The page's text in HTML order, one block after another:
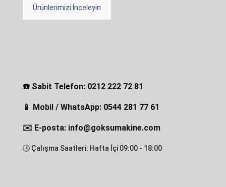
Ürünlerimizi İnceleyin
☎️ Sabit Telefon: 0212 222 72 81
📱 Mobil / WhatsApp: 0544 281 77 61
✉️ E-posta: info@goksumakine.com
🕒 Çalışma Saatleri: Hafta İçi 09:00 - 18:00